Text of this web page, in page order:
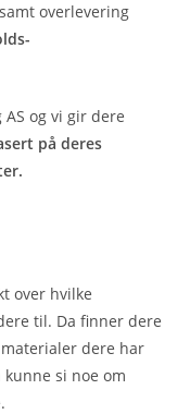
overlevering
AS og vi gir dere
på deres
over hvilke
til. Da finner dere
dere har
si noe om